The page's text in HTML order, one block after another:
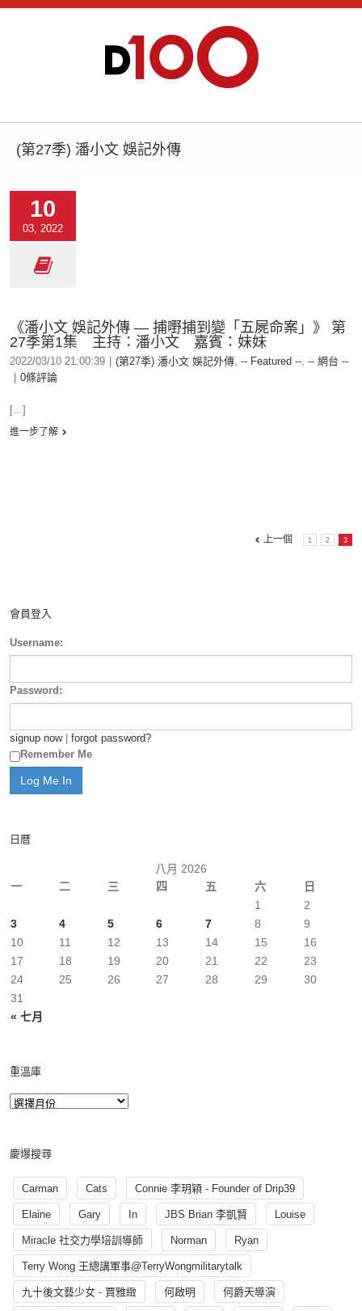
(第27季) 潘小文 娛記外傳
10
03, 2022
《潘小文 娛記外傳 — 捕嘢捕到變「五屍命案」》 第
27季第1集 主持：潘小文 嘉賓：妹妹
2022/03/10 21:00:39 (第27季) 潘小文 娛記外傳, -- Featured --, -- 網台 --
0條評論
[...]
進一步了解
上一個 1 2 3
會員登入
Username:
Password:
signup now| forgot password?
Remember Me
日曆
八月 2026
一
二 三 四 五 六 日
« 七月
1
2
3
4 5 6 7 8
9
10
11 12 13 14 15
16
17
18 19 20 21 22
23
24
25 26 27 28 29
30
31
重溫庫
慶爆搜尋
Carman Cats Connie 李玥穎 - Founder of Drip39
Elaine Gary In JBS Brian 李凱賢 Louise
Miracle 社交力學培訓導師 Norman Ryan
Terry Wong 王總講軍事@TerryWongmilitarytalk
九十後文藝少女 - 賈雅緻 何啟明 何爵天導演